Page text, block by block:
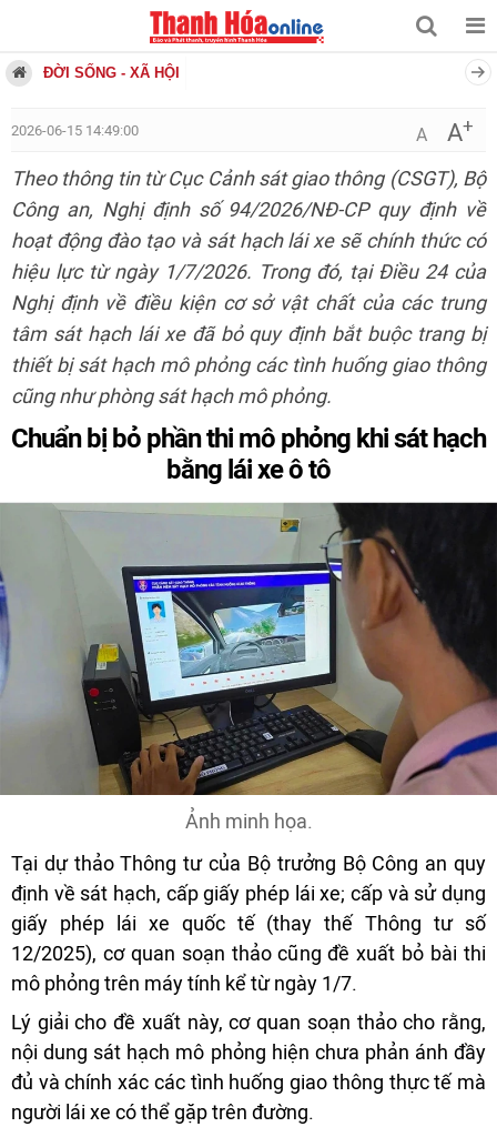
ĐỜI SỐNG - XÃ HỘI
2026-06-15 14:49:00 A A+
Theo thông tin từ Cục Cảnh sát giao thông (CSGT), Bộ
Công an, Nghị định số 94/2026/NĐ-CP quy định về
hoạt động đào tạo và sát hạch lái xe sẽ chính thức có
hiệu lực từ ngày 1/7/2026. Trong đó, tại Điều 24 của
Nghị định về điều kiện cơ sở vật chất của các trung
tâm sát hạch lái xe đã bỏ quy định bắt buộc trang bị
thiết bị sát hạch mô phỏng các tình huống giao thông
cũng như phòng sát hạch mô phỏng.
Chuẩn bị bỏ phần thi mô phỏng khi sát hạch
bằng lái xe ô tô
Ảnh minh họa.
Tại dự thảo Thông tư của Bộ trưởng Bộ Công an quy
định về sát hạch, cấp giấy phép lái xe; cấp và sử dụng
giấy phép lái xe quốc tế (thay thế Thông tư số
12/2025), cơ quan soạn thảo cũng đề xuất bỏ bài thi
mô phỏng trên máy tính kể từ ngày 1/7.
Lý giải cho đề xuất này, cơ quan soạn thảo cho rằng,
nội dung sát hạch mô phỏng hiện chưa phản ánh đầy
đủ và chính xác các tình huống giao thông thực tế mà
người lái xe có thể gặp trên đường.